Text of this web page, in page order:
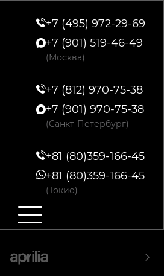
+7 (495) 972-29-69
+7 (901) 519-46-49
(Москва)
+7 (812) 970-75-38
+7 (901) 970-75-38
(Санкт-Петербург)
+81 (80)359-166-45
+81 (80)359-166-45
(Токио)